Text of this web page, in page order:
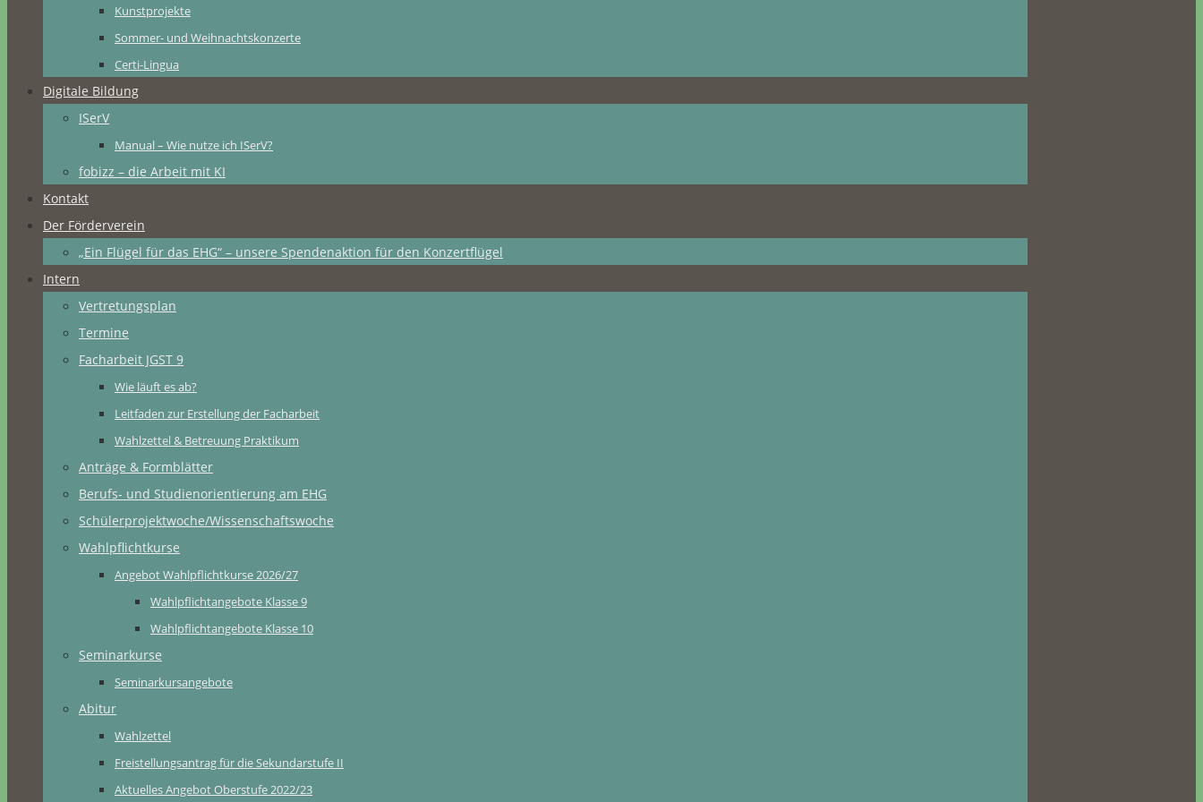
Kunstprojekte
Sommer- und Weihnachtskonzerte
Certi-Lingua
Digitale Bildung
ISerV
Manual – Wie nutze ich ISerV?
fobizz – die Arbeit mit KI
Kontakt
Der Förderverein
„Ein Flügel für das EHG“ – unsere Spendenaktion für den Konzertflügel
Intern
Vertretungsplan
Termine
Facharbeit JGST 9
Wie läuft es ab?
Leitfaden zur Erstellung der Facharbeit
Wahlzettel & Betreuung Praktikum
Anträge & Formblätter
Berufs- und Studienorientierung am EHG
Schülerprojektwoche/Wissenschaftswoche
Wahlpflichtkurse
Angebot Wahlpflichtkurse 2026/27
Wahlpflichtangebote Klasse 9
Wahlpflichtangebote Klasse 10
Seminarkurse
Seminarkursangebote
Abitur
Wahlzettel
Freistellungsantrag für die Sekundarstufe II
Aktuelles Angebot Oberstufe 2022/23